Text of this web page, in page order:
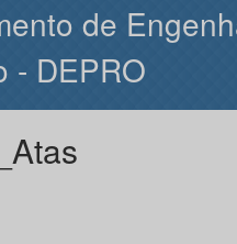
de
- DEPRO